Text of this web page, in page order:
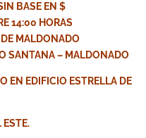
BASE EN $
14:00 HORAS
MALDONADO
SANTANA – MALDONADO
EN EDIFICIO ESTRELLA DE
ESTE.